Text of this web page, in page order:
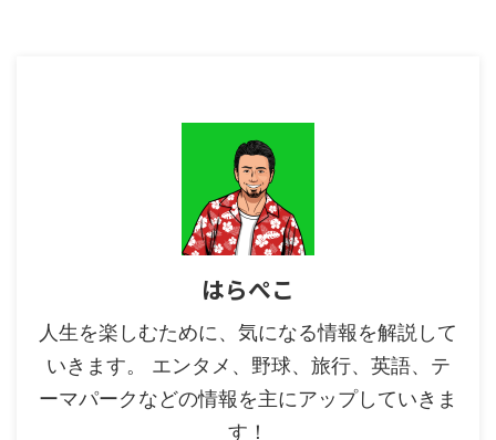
はらぺこ
人生を楽しむために、気になる情報を解説して
いきます。 エンタメ、野球、旅行、英語、テ
ーマパークなどの情報を主にアップしていきま
す！